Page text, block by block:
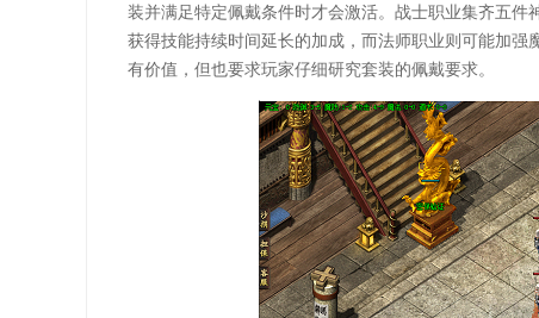
装并满足特定佩戴条件时才会激活。战士职业集齐五
获得技能持续时间延长的加成，而法师职业则可能加
有价值，但也要求玩家仔细研究套装的佩戴要求。